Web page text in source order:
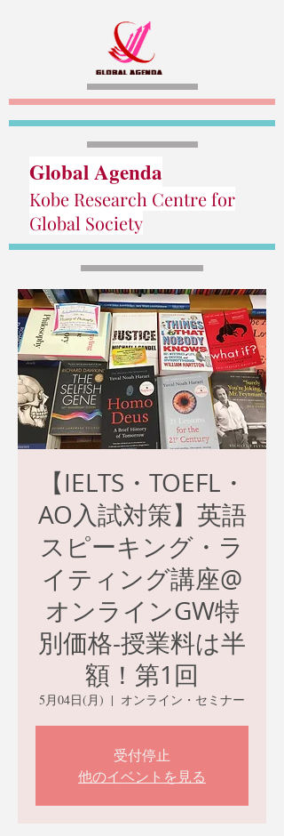
Global Agenda
Kobe Research Centre for
Global Society
【IELTS・TOEFL・
AO入試対策】英語
スピーキング・ラ
イティング講座@
オンラインGW特
別価格-授業料は半
額！第1回
5月04日(月)
  |
オンライン・セミナー
受付停止
他のイベントを見る